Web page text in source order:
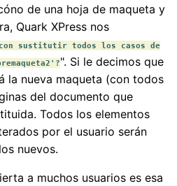
de una hoja de maqueta y
Quark XPress nos
con sustitutir todos los casos de
". Si le decimos que
la nueva maqueta (con todos
del documento que
Todos los elementos
por el usuario serán
nuevos.
a muchos usuarios es esa